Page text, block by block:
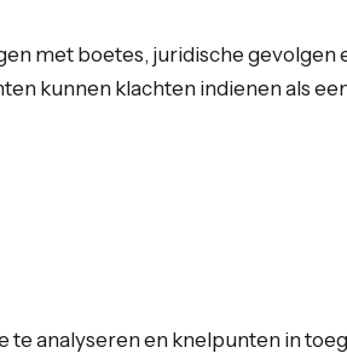
met boetes, juridische gevolgen
kunnen klachten indienen als
te analyseren en knelpunten in